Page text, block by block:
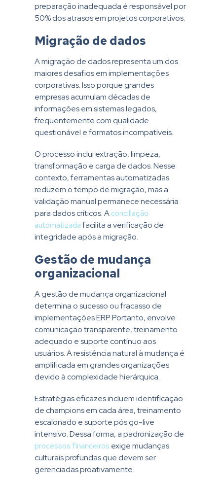
preparação inadequada é responsável por
50% dos atrasos em projetos corporativos.
Migração de dados
A migração de dados representa um dos
maiores desafios em implementações
corporativas. Isso porque grandes
empresas acumulam décadas de
informações em sistemas legados,
frequentemente com qualidade
questionável e formatos incompatíveis.
O processo inclui extração, limpeza,
transformação e carga de dados. Nesse
contexto, ferramentas automatizadas
reduzem o tempo de migração, mas a
validação manual permanece necessária
para dados críticos. Aconciliação
automatizadafacilita a verificação de
integridade após a migração.
Gestão de mudança
organizacional
A gestão de mudança organizacional
determina o sucesso ou fracasso de
implementações ERP. Portanto, envolve
comunicação transparente, treinamento
adequado e suporte contínuo aos
usuários. A resistência natural à mudança é
amplificada em grandes organizações
devido à complexidade hierárquica.
Estratégias eficazes incluem identificação
de champions em cada área, treinamento
escalonado e suporte pós go-live
intensivo. Dessa forma, a padronização de
processos financeiros exige mudanças
culturais profundas que devem ser
gerenciadas proativamente.